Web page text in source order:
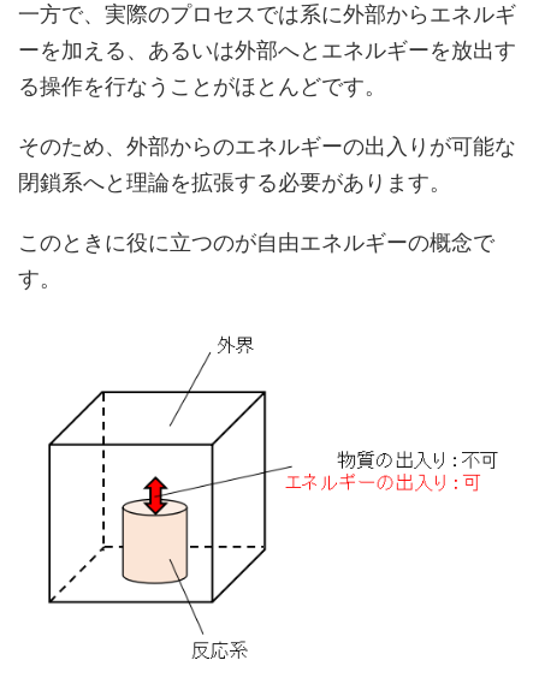
一方で、実際のプロセスでは系に外部からエネルギ
ーを加える、あるいは外部へとエネルギーを放出す
る操作を行なうことがほとんどです。
そのため、外部からのエネルギーの出入りが可能な
閉鎖系へと理論を拡張する必要があります。
このときに役に立つのが自由エネルギーの概念で
す。